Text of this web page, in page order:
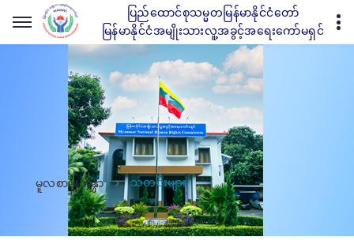
ပြည်ထောင်စုသမ္မတမြန်မာနိုင်ငံတော်
မြန်မာနိုင်ငံအမျိုးသားလူ့အခွင့်အရေးကော်မရှင်
မူလစာမျက်နှာ သတင်းများ